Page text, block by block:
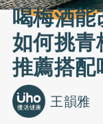
喝梅酒
如何挑青
推薦搭配
王韻雅